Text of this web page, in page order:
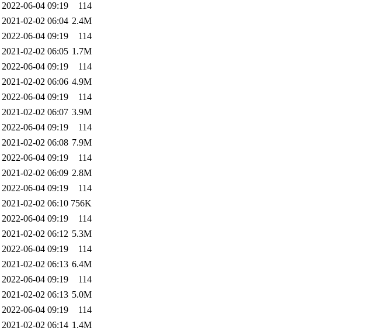
2022-06-04 09:19
114
2021-02-02 06:04 2.4M
2022-06-04 09:19
114
2021-02-02 06:05 1.7M
2022-06-04 09:19
114
2021-02-02 06:06 4.9M
2022-06-04 09:19
114
2021-02-02 06:07 3.9M
2022-06-04 09:19
114
2021-02-02 06:08 7.9M
2022-06-04 09:19
114
2021-02-02 06:09 2.8M
2022-06-04 09:19
114
2021-02-02 06:10 756K
2022-06-04 09:19
114
2021-02-02 06:12 5.3M
2022-06-04 09:19
114
2021-02-02 06:13 6.4M
2022-06-04 09:19
114
2021-02-02 06:13 5.0M
2022-06-04 09:19
114
2021-02-02 06:14 1.4M